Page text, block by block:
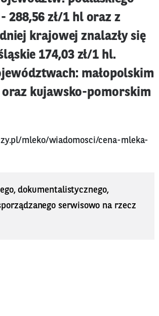
288,56 zł/1 hl oraz z
krajowej znalazły się
174,03 zł/1 hl.
małopolskim
oraz kujawsko-pomorskim
mleko/wiadomosci/cena-mleka-
dokumentalistycznego,
serwisowo na rzecz